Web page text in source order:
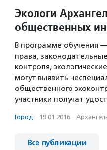
Экологи
общественных
В программе обучения
права,
контроля,
могут выявить
общественного
участники получат
Город · 19.01.2016 ·
Все публикации